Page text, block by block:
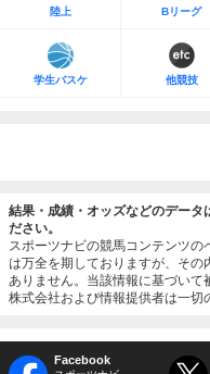
陸上 Bリーグ
学生バスケ 他競技
結果・成績・オッズなどのデータ
ださい。
スポーツナビの競馬コンテンツ
は万全を期しておりますが、その
ありません。当該情報に基づい
株式会社および情報提供者は一切
Facebook